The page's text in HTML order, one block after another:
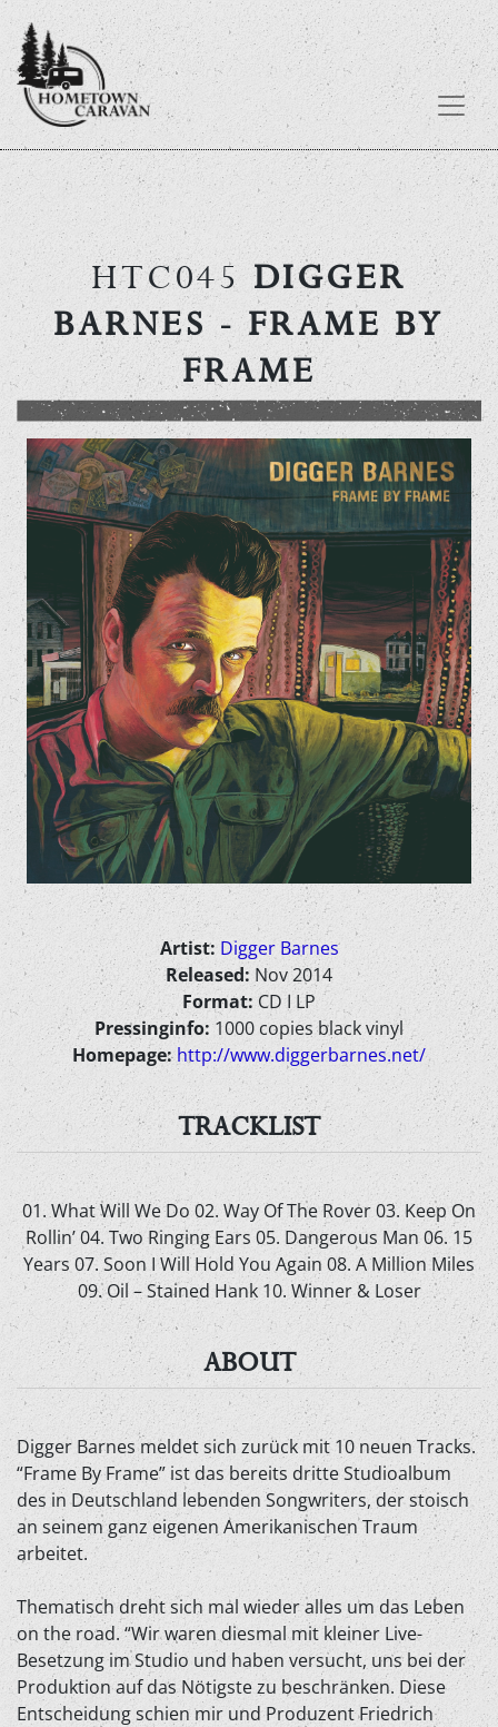
Skip
content
HTC045 DIGGER
BARNES- FRAME BY
FRAME
Artist: Digger Barnes
Released: Nov 2014
Format: CD I LP
Pressinginfo:1000 copies black vinyl
Homepage:http://www.diggerbarnes.net/
TRACKLIST
01. What Will We Do 02. Way Of The Rover 03. Keep On
Rollin’ 04. Two Ringing Ears 05. Dangerous Man 06. 15
Years 07. Soon I Will Hold You Again 08. A Million Miles
09. Oil – Stained Hank 10. Winner & Loser
ABOUT
Digger Barnes meldet sich zurück mit 10 neuen Tracks.
“Frame By Frame” ist das bereits dritte Studioalbum
des in Deutschland lebenden Songwriters, der stoisch
an seinem ganz eigenen Amerikanischen Traum
arbeitet.
Thematisch dreht sich mal wieder alles um das Leben
on the road. “Wir waren diesmal mit kleiner Live-
Besetzung im Studio und haben versucht, uns bei der
Produktion auf das Nötigste zu beschränken. Diese
Entscheidung schien mir und Produzent Friedrich